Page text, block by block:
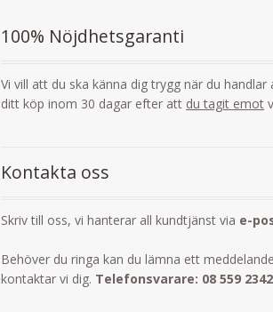
100% Nöjdhetsgaranti
Vi vill att du ska känna dig trygg när du
ditt köp inom 30 dagar efter att du tagit emot
Kontakta oss
Skriv till oss, vi hanterar all kundtjänst via e-
Behöver du ringa kan du lämna ett
kontaktar vi dig. Telefonsvarare: 08 559